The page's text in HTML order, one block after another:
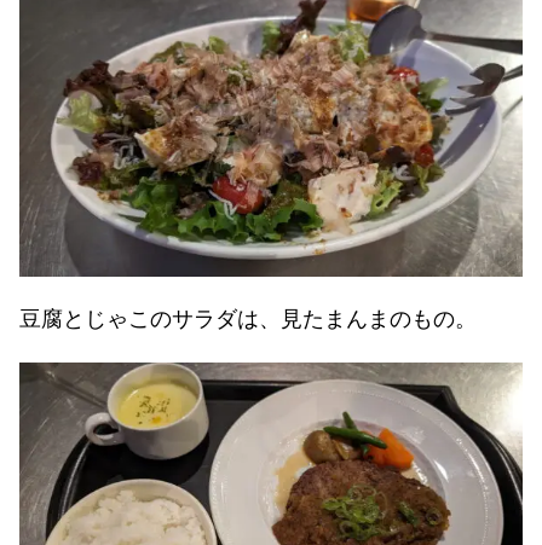
豆腐とじゃこのサラダは、見たまんまのもの。